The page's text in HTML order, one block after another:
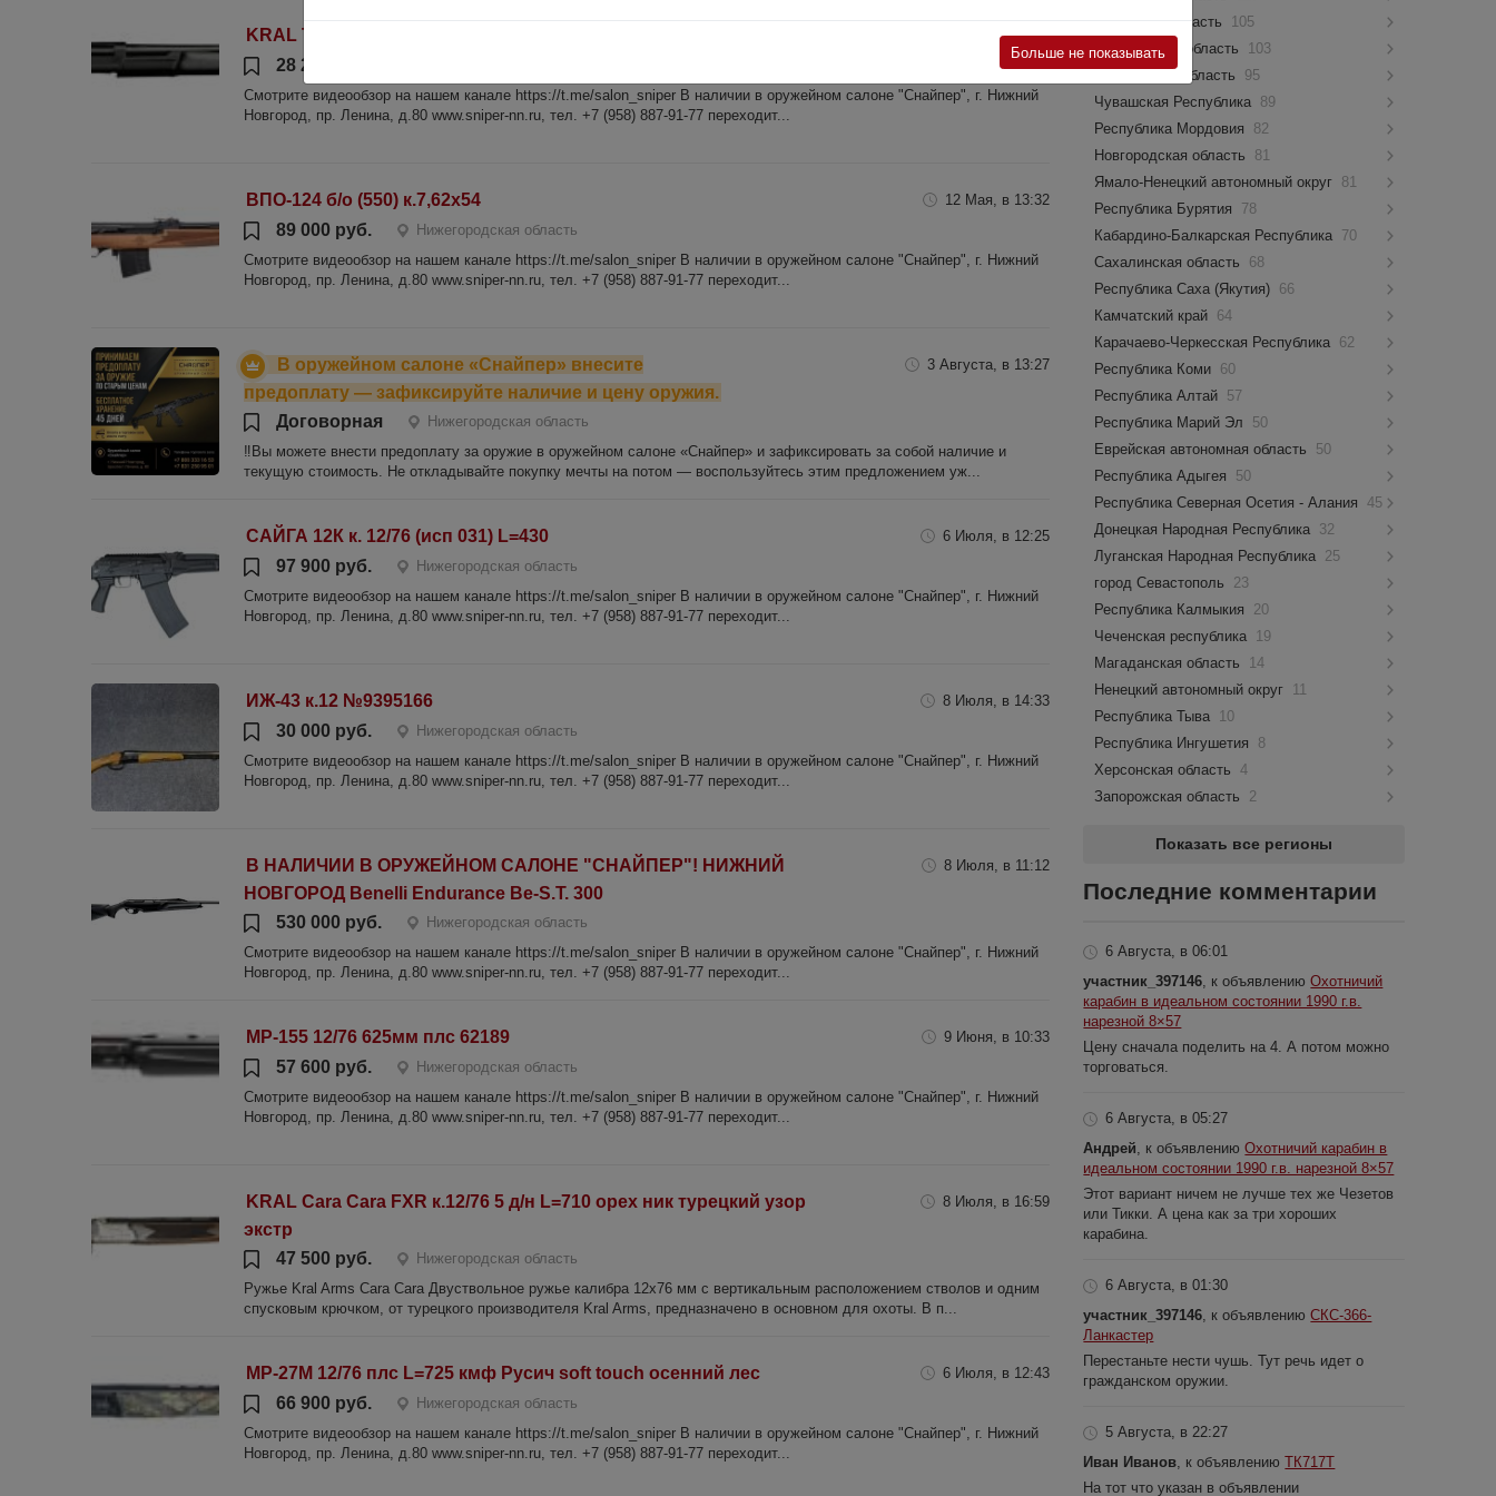
KRAL Tactical M 12/76 L=610 плс 8 Июля, в 15:39
28 200 руб.
Смотрите видеообзор на нашем канале https://t.me/salon_sniper В наличии в оружейном салоне "Снайпер", г. Нижний
Новгород, пр. Ленина, д.80 www.sniper-nn.ru, тел. +7 (958) 887-91-77 переходит...
ВПО-124 б/о (550) к.7,62х54 12 Мая, в 13:32
89 000 руб.
Нижегородская область
Смотрите видеообзор на нашем канале https://t.me/salon_sniper В наличии в оружейном салоне "Снайпер", г. Нижний
Новгород, пр. Ленина, д.80 www.sniper-nn.ru, тел. +7 (958) 887-91-77 переходит...
В оружейном салоне «Снайпер» внесите
предоплату — зафиксируйте наличие и цену оружия.
3 Августа, в 13:27
Договорная
Нижегородская область
‼️Вы можете внести предоплату за оружие в оружейном салоне «Снайпер» и зафиксировать за собой наличие и
текущую стоимость. Не откладывайте покупку мечты на потом — воспользуйтесь этим предложением уж...
САЙГА 12К к. 12/76 (исп 031) L=430 6 Июля, в 12:25
97 900 руб.
Нижегородская область
Смотрите видеообзор на нашем канале https://t.me/salon_sniper В наличии в оружейном салоне "Снайпер", г. Нижний
Новгород, пр. Ленина, д.80 www.sniper-nn.ru, тел. +7 (958) 887-91-77 переходит...
ИЖ-43 к.12 №9395166 8 Июля, в 14:33
30 000 руб.
Нижегородская область
Смотрите видеообзор на нашем канале https://t.me/salon_sniper В наличии в оружейном салоне "Снайпер", г. Нижний
Новгород, пр. Ленина, д.80 www.sniper-nn.ru, тел. +7 (958) 887-91-77 переходит...
В НАЛИЧИИ В ОРУЖЕЙНОМ САЛОНЕ "СНАЙПЕР"! НИЖНИЙ
НОВГОРОД Benelli Endurance Be-S.T. 300
8 Июля, в 11:12
530 000 руб.
Нижегородская область
Смотрите видеообзор на нашем канале https://t.me/salon_sniper В наличии в оружейном салоне "Снайпер", г. Нижний
Новгород, пр. Ленина, д.80 www.sniper-nn.ru, тел. +7 (958) 887-91-77 переходит...
МР-155 12/76 625мм плс 62189 9 Июня, в 10:33
57 600 руб.
Нижегородская область
Смотрите видеообзор на нашем канале https://t.me/salon_sniper В наличии в оружейном салоне "Снайпер", г. Нижний
Новгород, пр. Ленина, д.80 www.sniper-nn.ru, тел. +7 (958) 887-91-77 переходит...
KRAL Cara Cara FXR к.12/76 5 д/н L=710 орех ник турецкий узор
экстр
8 Июля, в 16:59
47 500 руб.
Нижегородская область
Ружье Kral Arms Cara Cara Двуствольное ружье калибра 12х76 мм с вертикальным расположением стволов и одним
спусковым крючком, от турецкого производителя Kral Arms, предназначено в основном для охоты. В п...
МР-27М 12/76 плс L=725 кмф Русич soft touch осенний лес 6 Июля, в 12:43
66 900 руб.
Нижегородская область
Смотрите видеообзор на нашем канале https://t.me/salon_sniper В наличии в оружейном салоне "Снайпер", г. Нижний
Новгород, пр. Ленина, д.80 www.sniper-nn.ru, тел. +7 (958) 887-91-77 переходит...
Больше не показывать
Псковская область
105
Костромская область
103
Мурманская область
95
Чувашская Республика 89
Республика Мордовия
82
Новгородская область
81
Ямало-Ненецкий автономный округ 81
Республика Бурятия
78
Кабардино-Балкарская Республика 70
Сахалинская область
68
Республика Саха (Якутия) 66
Камчатский край 64
Карачаево-Черкесская Республика 62
Республика Коми 60
Республика Алтай 57
Республика Марий Эл
50
Еврейская автономная область
50
Республика Адыгея
50
Республика Северная Осетия - Алания
45
Донецкая Народная Республика 32
Луганская Народная Республика 25
город Севастополь
23
Республика Калмыкия
20
Чеченская республика 19
Магаданская область
14
Ненецкий автономный округ 11
Республика Тыва 10
Республика Ингушетия
8
Херсонская область
4
Запорожская область
2
Показать все регионы
Последние комментарии
6 Августа, в 06:01
участник_397146 , к объявлениюОхотничий
карабин в идеальном состоянии 1990 г.в.
нарезной 8×57
Цену сначала поделить на 4. А потом можно
торговаться.
6 Августа, в 05:27
Андрей , к объявлениюОхотничий карабин в
идеальном состоянии 1990 г.в. нарезной 8×57
Этот вариант ничем не лучше тех же Чезетов
или Тикки. А цена как за три хороших
карабина.
6 Августа, в 01:30
участник_397146 , к объявлениюСКС-366-
Ланкастер
Перестаньте нести чушь. Тут речь идет о
гражданском оружии.
5 Августа, в 22:27
Иван Иванов , к объявлениюТК717Т
На тот что указан в объявлении